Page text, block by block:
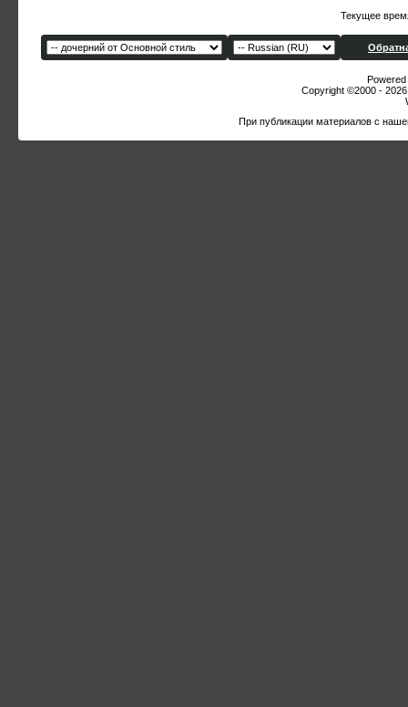
Текущее
Copyright ©2000 -
При публикации материалов с